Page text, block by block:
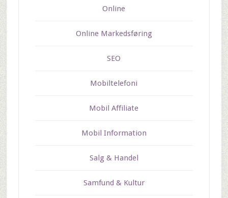
Online
Online Markedsføring
SEO
Mobiltelefoni
Mobil Affiliate
Mobil Information
Salg & Handel
Samfund & Kultur